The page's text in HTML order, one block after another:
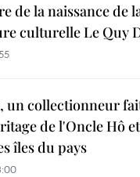
de la naissance de
culturelle Le Quy
un collectionneur
de l'Oncle Hô et
îles du pays